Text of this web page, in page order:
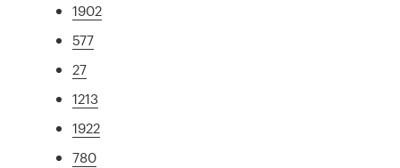
1902
577
27
1213
1922
780